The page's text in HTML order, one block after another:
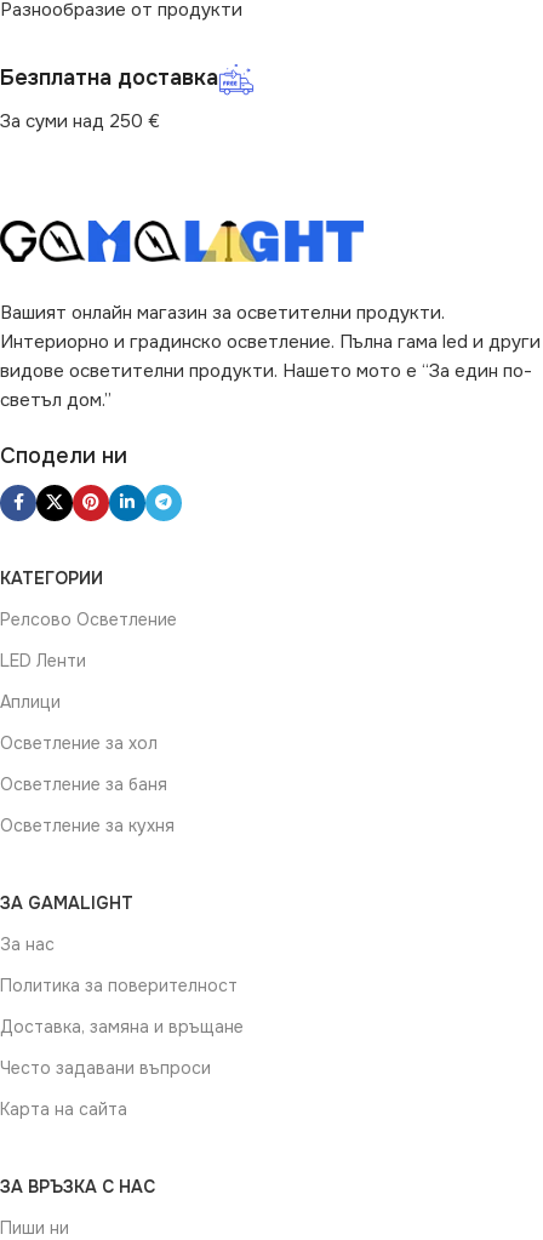
Разнообразие от продукти
Безплатна доставка
За суми над 250 €
Вашият онлайн магазин за осветителни продукти.
Интериорно и градинско осветление. Пълна гама led и други
видове осветителни продукти. Нашето мото е “За един по-
светъл дом.”
Сподели ни
КАТЕГОРИИ
Релсово Осветление
LED Ленти
Аплици
Осветление за хол
Осветление за баня
Осветление за кухня
ЗА GAMALIGHT
За нас
Политика за поверителност
Доставка, замяна и връщане
Често задавани въпроси
Карта на сайта
ЗА ВРЪЗКА С НАС
Пиши ни